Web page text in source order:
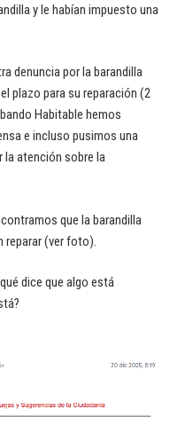
y le habían impuesto una
denuncia por la barandilla
plazo para su reparación (2
Habitable hemos
e incluso pusimos una
la atención sobre la
que la barandilla
reparar (ver foto).
dice que algo está